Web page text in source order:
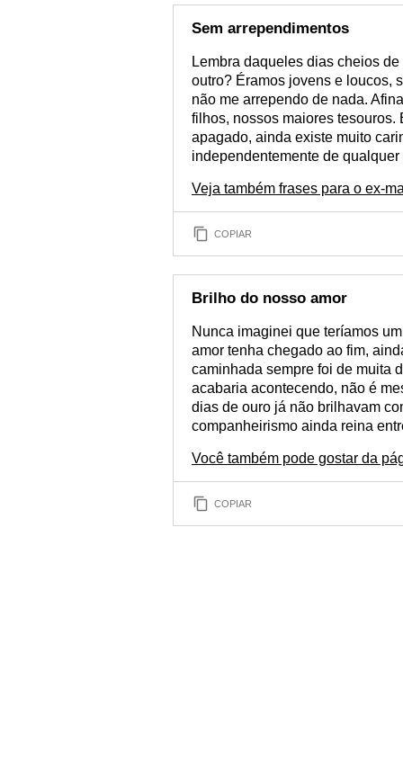
Sem arrependimentos
Lembra daqueles dias cheios
outro? Éramos jovens e loucos,
não me arrependo de nada.
filhos, nossos maiores
apagado, ainda existe muito
independentemente de qualquer
Veja também frases para o ex-
COPIAR
Brilho do nosso amor
Nunca imaginei que teríamos
amor tenha chegado ao fim,
caminhada sempre foi de muita
acabaria acontecendo, não é
dias de ouro já não brilhavam
companheirismo ainda reina
Você também pode gostar da
COPIAR